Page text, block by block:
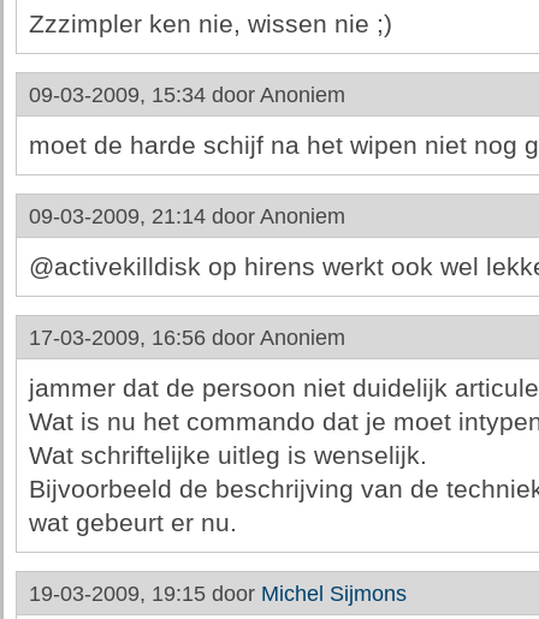
Zzzimpler ken nie, wissen nie ;)
09-03-2009, 15:34 door Anoniem
moet de harde schijf na het wipen niet nog
09-03-2009, 21:14 door Anoniem
@activekilldisk op hirens werkt ook wel
17-03-2009, 16:56 door Anoniem
jammer dat de persoon niet duidelijk
Wat is nu het commando dat je moet
Wat schriftelijke uitleg is wenselijk.
Bijvoorbeeld de beschrijving van de
wat gebeurt er nu.
19-03-2009, 19:15 door Michel Sijmons